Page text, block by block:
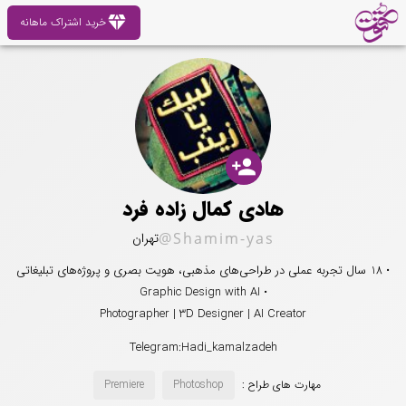
diamondخرید اشتراک ماهانه
person_add
هادی کمال زاده فرد
@Shamim-yasتهران
• 18 سال تجربه عملی در طراحی‌های مذهبی، هویت بصری و پروژه‌های تبلیغاتی
• Graphic Design with AI
Photographer | 3D Designer | AI Creator
Telegram:Hadi_kamalzadeh
مهارت های طراح : Photoshop
Premiere